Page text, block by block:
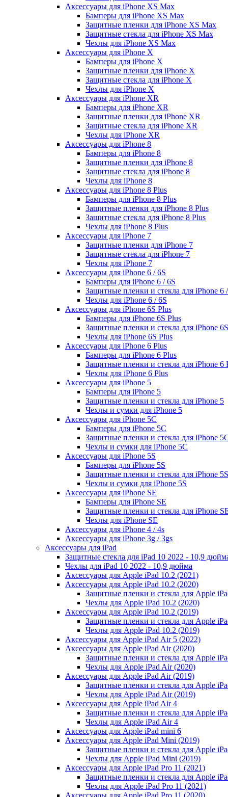
Аксессуары для iPhone ХS Max
Бамперы для iPhone XS Max
Защитные пленки для iPhone XS Max
Защитные стекла для iPhone XS Max
Чехлы для iPhone XS Max
Аксессуары для iPhone X
Бамперы для iPhone X
Защитные пленки для iPhone X
Защитные стекла для iPhone X
Чехлы для iPhone X
Аксессуары для iPhone XR
Бамперы для iPhone XR
Защитные пленки для iPhone XR
Защитные стекла для iPhone XR
Чехлы для iPhone XR
Аксессуары для iPhone 8
Бамперы для iPhone 8
Защитные пленки для iPhone 8
Защитные стекла для iPhone 8
Чехлы для iPhone 8
Аксессуары для iPhone 8 Plus
Бамперы для iPhone 8 Plus
Защитные пленки для iPhone 8 Plus
Защитные стекла для iPhone 8 Plus
Чехлы для iPhone 8 Plus
Аксессуары для iPhone 7
Защитные пленки для iPhone 7
Защитные стекла для iPhone 7
Чехлы для iPhone 7
Аксессуары для iPhone 6 / 6S
Бамперы для iPhone 6 / 6S
Защитные пленки и стекла для iPhone 6
Чехлы для iPhone 6 / 6S
Аксессуары для iPhone 6S Plus
Бамперы для iPhone 6S Plus
Защитные пленки и стекла для iPhone
Чехлы для iPhone 6S Plus
Аксессуары для iPhone 6 Plus
Бамперы для iPhone 6 Plus
Защитные пленки и стекла для iPhone 6
Чехлы для iPhone 6 Plus
Аксессуары для iPhone 5
Бамперы для iPhone 5
Защитные пленки и стекла для iPhone 5
Чехлы и сумки для iPhone 5
Аксессуары для iPhone 5C
Бамперы для iPhone 5C
Защитные пленки и стекла для iPhone
Чехлы и сумки для iPhone 5C
Аксессуары для iPhone 5S
Бамперы для iPhone 5S
Защитные пленки и стекла для iPhone 5S
Чехлы и сумки для iPhone 5S
Аксессуары для iPhone SE
Бамперы для iPhone SE
Защитные пленки и стекла для iPhone
Чехлы для iPhone SE
Аксессуары для iPhone 4 / 4s
Аксессуары для iPhone 3g / 3gs
Аксессуары для iPad
Защитные стекла для iPad 10 2022 - 10,9
Чехлы для iPad 10 2022 - 10,9 дюйма
Аксессуары для Apple iPad 10.2 (2021)
Аксессуары для Apple iPad 10.2 (2020)
Защитные пленки и стекла для Apple
Чехлы для Apple iPad 10.2 (2020)
Аксессуары для Apple iPad 10.2 (2019)
Защитные пленки и стекла для Apple
Чехлы для Apple iPad 10.2 (2019)
Аксессуары для Apple iPad Air 5 (2022)
Аксессуары для Apple iPad Air (2020)
Защитные пленки и стекла для Apple
Чехлы для Apple iPad Air (2020)
Аксессуары для Apple iPad Air (2019)
Защитные пленки и стекла для Apple
Чехлы для Apple iPad Air (2019)
Аксессуары для Apple iPad Air 4
Защитные пленки и стекла для Apple
Чехлы для Apple iPad Air 4
Аксессуары для Apple iPad mini 6
Аксессуары для Apple iPad Mini (2019)
Защитные пленки и стекла для Apple
Чехлы для Apple iPad Mini (2019)
Аксессуары для Apple iPad Pro 11 (2021)
Защитные пленки и стекла для Apple
Чехлы для Apple iPad Pro 11 (2021)
Аксессуары для Apple iPad Pro 11 (2020)